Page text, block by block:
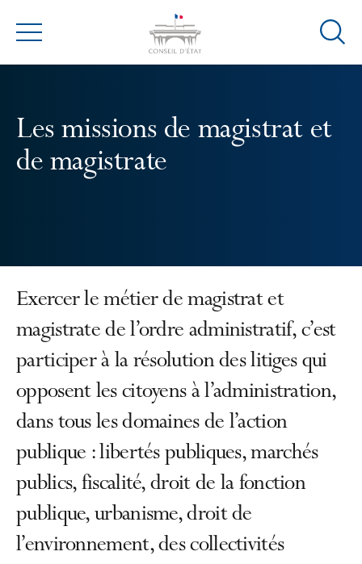
Menu
Ouvrir
Les missions de magistrat et
de magistrate
Exercer le métier de magistrat et
magistrate de l’ordre administratif, c’est
participer à la résolution des litiges qui
opposent les citoyens à l’administration,
dans tous les domaines de l’action
publique : libertés publiques, marchés
publics, fiscalité, droit de la fonction
publique, urbanisme, droit de
l’environnement, des collectivités